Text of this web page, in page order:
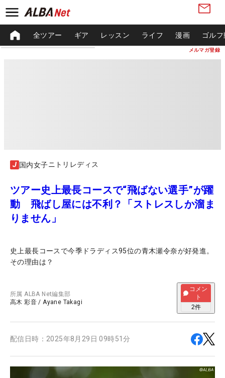
メルマガ登録
全ツアー ギア レッスン ライフ 漫画 ゴル
国内女子ニトリレディス
ツアー史上最長コースで“飛ばない選手”が躍
動 飛ばし屋には不利？「ストレスしか溜ま
りません」
史上最長コースで今季ドラディス95位の青木瀬令奈が好発進。
その理由は？
所属ALBA Net編集部
高木 彩音 /Ayane Takagi
コメン
ト
2件
配信日時： 2025年8月29日 09時51分